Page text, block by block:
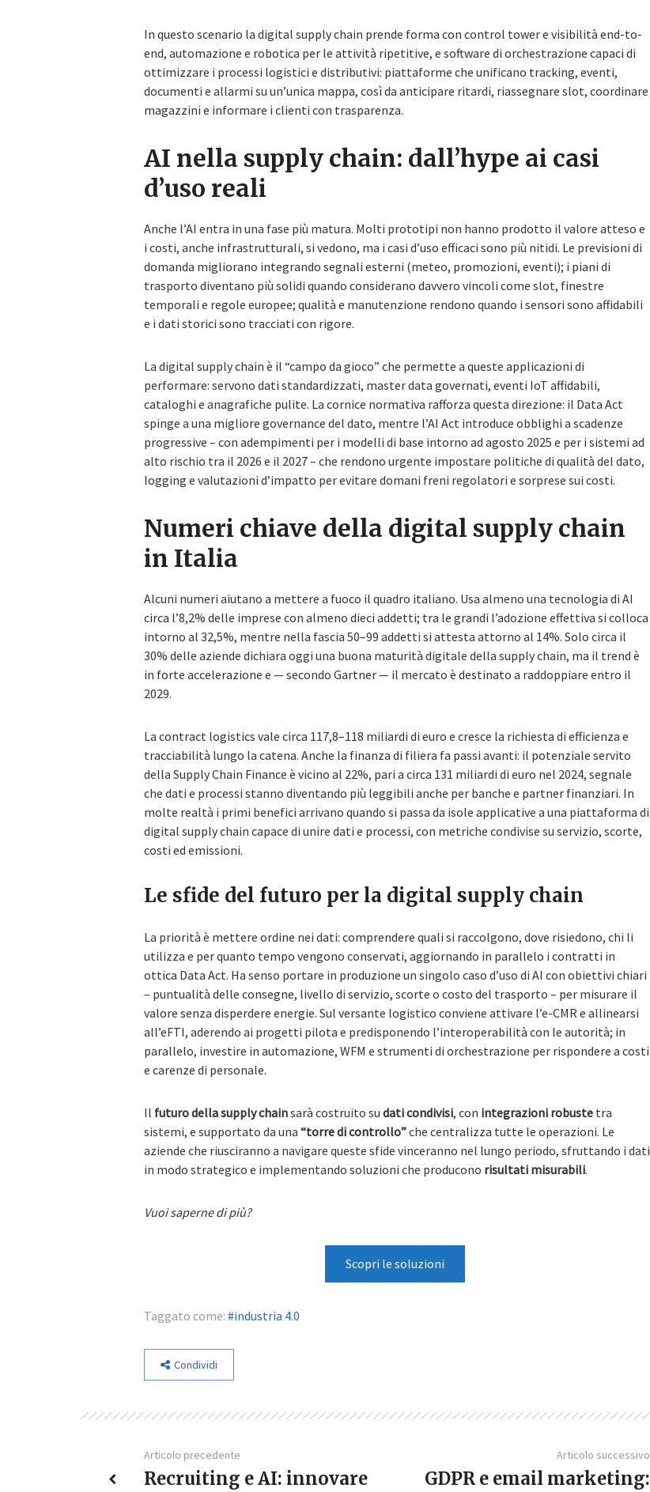
In questo scenario la digital supply chain prende forma con control tower e visibilità end-to-
end, automazione e robotica per le attività ripetitive, e software di orchestrazione capaci di
ottimizzare i processi logistici e distributivi: piattaforme che unificano tracking, eventi,
documenti e allarmi su un’unica mappa, così da anticipare ritardi, riassegnare slot, coordinare
magazzini e informare i clienti con trasparenza.
AI nella supply chain: dall’hype ai casi
d’uso reali
Anche l’AI entra in una fase più matura. Molti prototipi non hanno prodotto il valore atteso e
i costi, anche infrastrutturali, si vedono, ma i casi d’uso efficaci sono più nitidi. Le previsioni di
domanda migliorano integrando segnali esterni (meteo, promozioni, eventi); i piani di
trasporto diventano più solidi quando considerano davvero vincoli come slot, finestre
temporali e regole europee; qualità e manutenzione rendono quando i sensori sono affidabili
e i dati storici sono tracciati con rigore.
La digital supply chain è il “campo da gioco” che permette a queste applicazioni di
performare: servono dati standardizzati, master data governati, eventi IoT affidabili,
cataloghi e anagrafiche pulite. La cornice normativa rafforza questa direzione: il Data Act
spinge a una migliore governance del dato, mentre l’AI Act introduce obblighi a scadenze
progressive – con adempimenti per i modelli di base intorno ad agosto 2025 e per i sistemi ad
alto rischio tra il 2026 e il 2027 – che rendono urgente impostare politiche di qualità del dato,
logging e valutazioni d’impatto per evitare domani freni regolatori e sorprese sui costi.
Numeri chiave della digital supply chain
in Italia
Alcuni numeri aiutano a mettere a fuoco il quadro italiano. Usa almeno una tecnologia di AI
circa l’8,2% delle imprese con almeno dieci addetti; tra le grandi l’adozione effettiva si colloca
intorno al 32,5%, mentre nella fascia 50–99 addetti si attesta attorno al 14%. Solo circa il
30% delle aziende dichiara oggi una buona maturità digitale della supply chain, ma il trend è
in forte accelerazione e — secondo Gartner — il mercato è destinato a raddoppiare entro il
2029.
La contract logistics vale circa 117,8–118 miliardi di euro e cresce la richiesta di efficienza e
tracciabilità lungo la catena. Anche la finanza di filiera fa passi avanti: il potenziale servito
della Supply Chain Finance è vicino al 22%, pari a circa 131 miliardi di euro nel 2024, segnale
che dati e processi stanno diventando più leggibili anche per banche e partner finanziari. In
molte realtà i primi benefici arrivano quando si passa da isole applicative a una piattaforma di
digital supply chain capace di unire dati e processi, con metriche condivise su servizio, scorte,
costi ed emissioni.
Le sfide del futuro per la digital supply chain
La priorità è mettere ordine nei dati: comprendere quali si raccolgono, dove risiedono, chi li
utilizza e per quanto tempo vengono conservati, aggiornando in parallelo i contratti in
ottica Data Act. Ha senso portare in produzione un singolo caso d’uso di AI con obiettivi chiari
– puntualità delle consegne, livello di servizio, scorte o costo del trasporto – per misurare il
valore senza disperdere energie. Sul versante logistico conviene attivare l’e-CMR e allinearsi
all’eFTI, aderendo ai progetti pilota e predisponendo l’interoperabilità con le autorità; in
parallelo, investire in automazione, WFM e strumenti di orchestrazione per rispondere a costi
e carenze di personale.
Il futuro della supply chainsarà costruito su dati condivisi, con integrazioni robuste tra
sistemi, e supportato da una “torre di controllo”che centralizza tutte le operazioni. Le
aziende che riusciranno a navigare queste sfide vinceranno nel lungo periodo, sfruttando i dati
in modo strategico e implementando soluzioni che producono risultati misurabili.
Vuoi saperne di più?
Scopri le soluzioni
Taggato come: industria 4.0
Condividi
Articolo precedente
Recruiting e AI: innovare
Articolo successivo
GDPR e email marketing: